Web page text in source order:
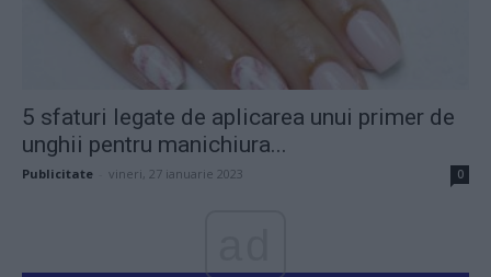
5 sfaturi legate de aplicarea unui primer de
unghii pentru manichiura...
Publicitate vineri, 27 ianuarie 2023 0